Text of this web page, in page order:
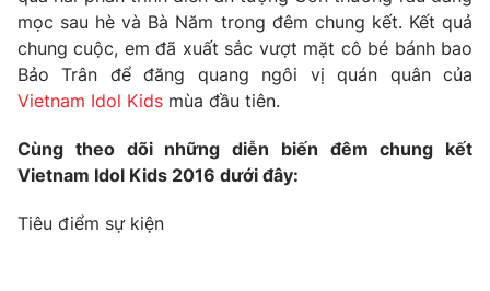
Giải sao mai
Sao
Làm đẹp
Chất lượng cuộc sống
Giáo dục
Tuyển sinh
Học trực tuyến
Công nghệ
Sản phẩm
Giao lưu trực tuyến
mọc sau hè và Bà Năm trong đêm chung kết. Kết quả
chung cuộc, em đã xuất sắc vượt mặt cô bé bánh bao
Bảo Trân để đăng quang ngôi vị quán quân của
Vietnam Idol Kids mùa đầu tiên.
Cùng theo dõi những diễn biến đêm chung kết
Vietnam Idol Kids 2016 dưới đây:
Tiêu điểm sự kiện